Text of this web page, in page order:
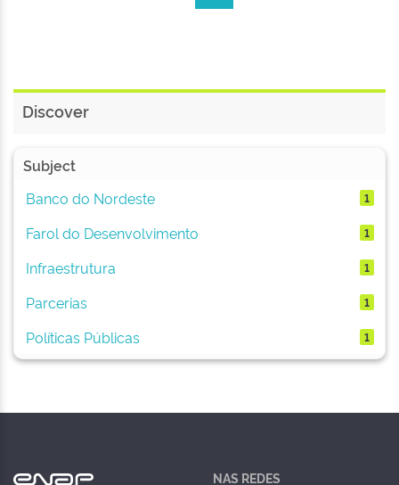
Discover
Subject
Banco do Nordeste
1
Farol do Desenvolvimento 1
Infraestrutura 1
Parcerias 1
Políticas Públicas 1
NAS REDES